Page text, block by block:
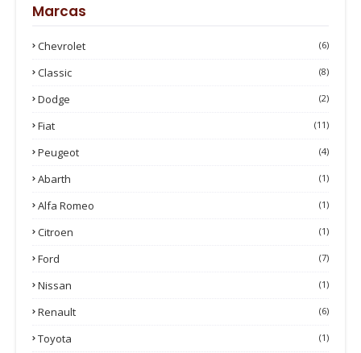
Marcas
Chevrolet (6)
Classic (8)
Dodge (2)
Fiat (11)
Peugeot (4)
Abarth (1)
Alfa Romeo (1)
Citroen (1)
Ford (7)
Nissan (1)
Renault (6)
Toyota (1)